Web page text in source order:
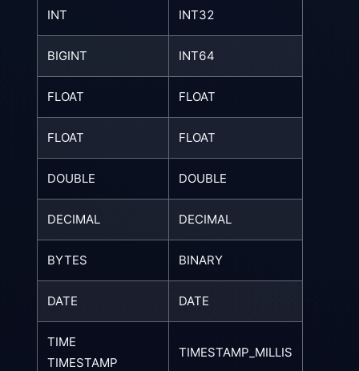
INT INT32
BIGINT INT64
FLOAT FLOAT
FLOAT FLOAT
DOUBLE DOUBLE
DECIMAL DECIMAL
BYTES BINARY
DATE DATE
TIME
TIMESTAMP
TIMESTAMP_MILLIS